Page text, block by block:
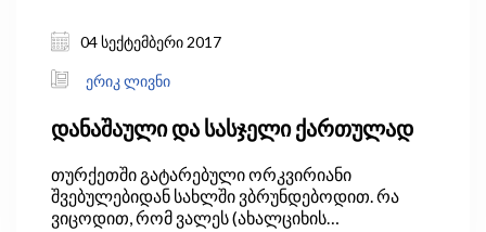
04 სექტემბერი 2017
ერიკ ლივნი
დანაშაული და სასჯელი ქართულად
თურქეთში გატარებული ორკვირიანი
შვებულებიდან სახლში ვბრუნდებოდით. რა
ვიცოდით, რომ ვალეს (ახალციხის